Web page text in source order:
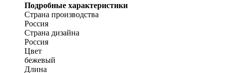
Подробные характеристики
Страна производства
Россия
Страна дизайна
Россия
Цвет
бежевый
Длина